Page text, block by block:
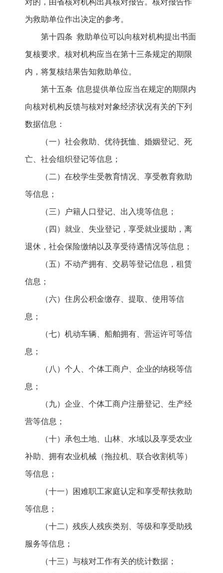
对的，由省核对机构出具核对报告。核对报告作
为救助单位作出决定的参考。
第十四条 救助单位可以向核对机构提出书面
复核要求。核对机构应当在第十三条规定的期限
内，将复核结果告知救助单位。
第十五条 信息提供单位应当在规定的期限内
向核对机构反馈与核对对象经济状况有关的下列
数据信息：
（一）社会救助、优待抚恤、婚姻登记、死
亡、社会组织登记等信息；
（二）在校学生受教育情况、享受教育救助
等信息；
（三）户籍人口登记、出入境等信息；
（四）就业、失业登记，享受就业援助，离
退休，社会保险缴纳以及享受待遇情况等信息；
（五）不动产拥有、交易等登记信息，租赁
信息；
（六）住房公积金缴存、提取、使用等信
息；
（七）机动车辆、船舶拥有、营运许可等信
息；
（八）个人、个体工商户、企业的纳税等信
息；
（九）企业、个体工商户注册登记、生产经
营等信息；
（十）承包土地、山林、水域以及享受农业
补助、拥有农业机械（拖拉机、联合收割机等）
等信息；
（十一）困难职工家庭认定和享受帮扶救助
等信息；
（十二）残疾人残疾类别、等级和享受助残
服务等信息；
（十三）与核对工作有关的统计数据；